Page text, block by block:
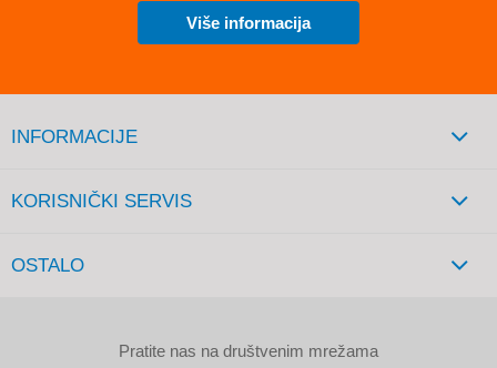
Više informacija
INFORMACIJE
KORISNIČKI SERVIS
OSTALO
Pratite nas na društvenim mrežama